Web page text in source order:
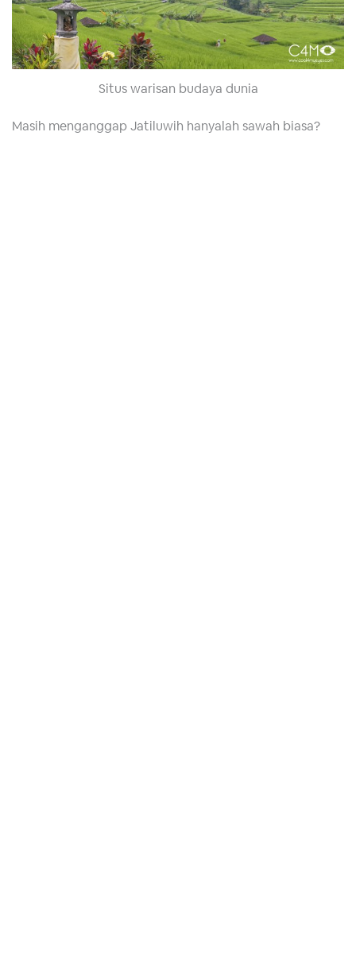
Situs warisan budaya dunia
Masih menganggap Jatiluwih hanyalah sawah biasa?